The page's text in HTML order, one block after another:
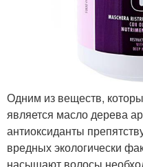
Одним из веществ,
является масло дерева
антиоксиданты
вредных экологически
насыщают волосы